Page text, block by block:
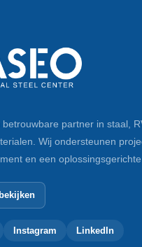
partner in staal,
Wij ondersteunen
en een oplossingsgerichte
Instagram LinkedIn